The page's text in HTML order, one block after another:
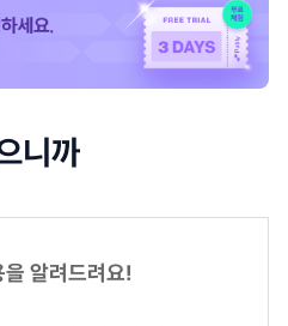
니까
알려드려요!